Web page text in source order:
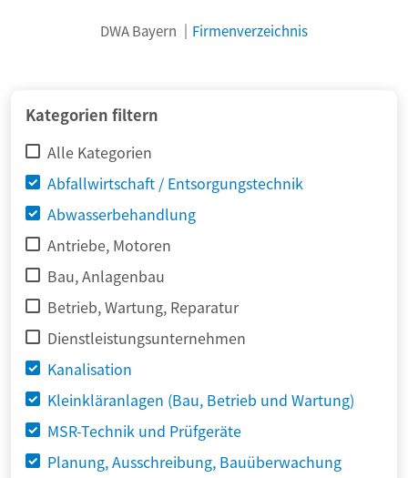
DWA Bayern Firmenverzeichnis
Kategorien filtern
Alle Kategorien
Abfallwirtschaft / Entsorgungstechnik
Abwasserbehandlung
Antriebe, Motoren
Bau, Anlagenbau
Betrieb, Wartung, Reparatur
Dienstleistungsunternehmen
Kanalisation
Kleinkläranlagen (Bau, Betrieb und Wartung)
MSR-Technik und Prüfgeräte
Planung, Ausschreibung, Bauüberwachung